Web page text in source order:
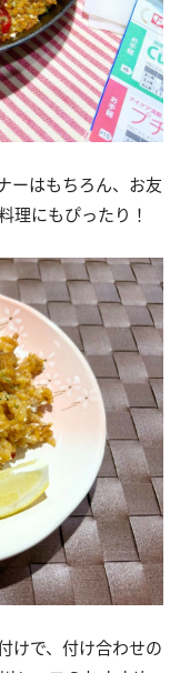
ーはもちろん、お友
理にもぴったり！
けで、付け合わせの